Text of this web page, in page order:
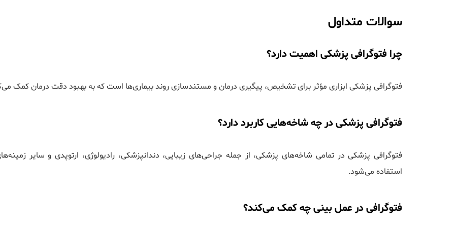
سوالات متداول
چرا فتوگرافی پزشکی اهمیت دارد؟
فتوگرافی پزشکی ابزاری مؤثر برای تشخیص، پیگیری درمان و مستندسازی روند بیماری‌ها است که به بهبود دقت درمان کمک
فتوگرافی پزشکی در چه شاخه‌هایی کاربرد دارد؟
فتوگرافی پزشکی در تمامی شاخه‌های پزشکی، از جمله جراحی‌های زیبایی، دندانپزشکی، رادیولوژی، ارتوپدی و سایر
استفاده می‌شود.
فتوگرافی در عمل بینی چه کمک می‌کند؟